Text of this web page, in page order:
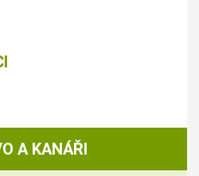
A KANÁŘI